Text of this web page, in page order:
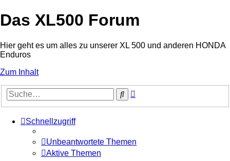
Das XL500 Forum
Hier geht es um alles zu unserer XL 500 und anderen HONDA
Enduros
Zum Inhalt
Suche
Schnellzugriff
Unbeantwortete Themen
Aktive Themen